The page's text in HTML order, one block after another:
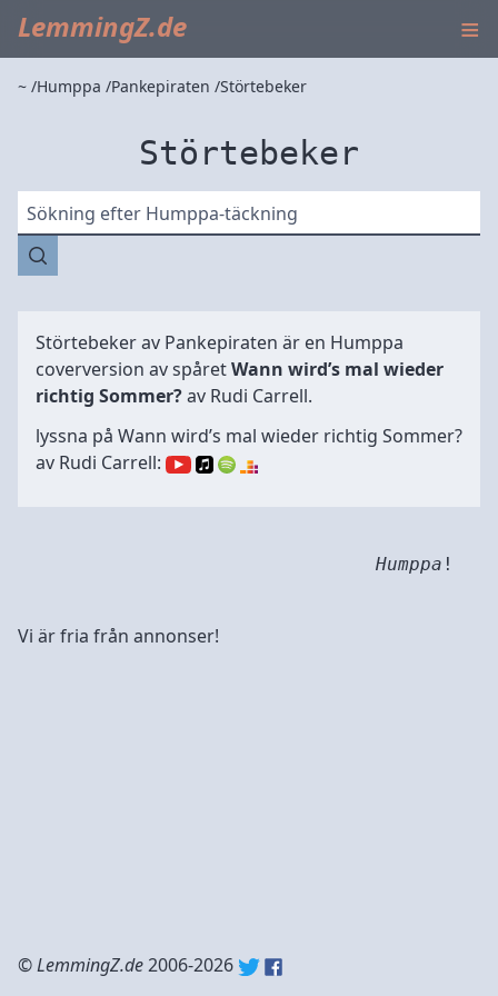
LemmingZ.de ≡
~ Humppa Pankepiraten Störtebeker
Störtebeker
Sökning efter Humppa-täckning
Störtebeker av Pankepiraten är en Humppa
coverversion av spåretWann wird’s mal wieder
richtig Sommer?av Rudi Carrell.
lyssna på Wann wird’s mal wieder richtig Sommer?
av Rudi Carrell:
Humppa !
Vi är fria från annonser!
©LemmingZ.de2006-2026